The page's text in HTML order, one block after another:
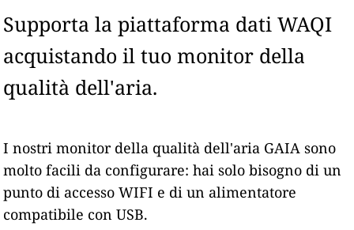
Supporta la piattaforma dati WAQI
acquistando il tuo monitor della
qualità dell'aria.
I nostri monitor della qualità dell'aria GAIA sono
molto facili da configurare: hai solo bisogno di un
punto di accesso WIFI e di un alimentatore
compatibile con USB.